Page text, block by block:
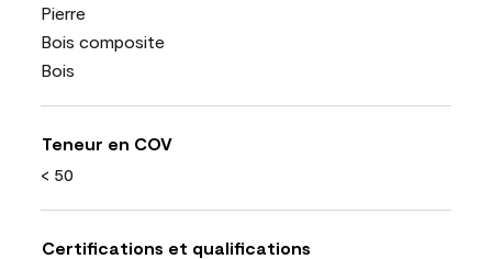
Pierre
Bois composite
Bois
Teneur en COV
< 50
Certifications et qualifications